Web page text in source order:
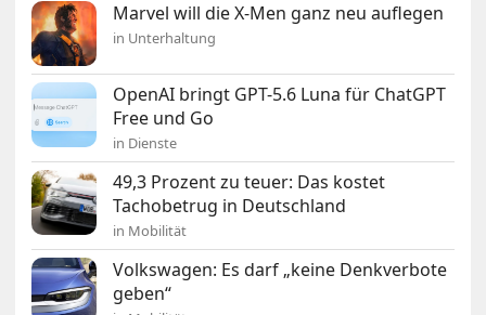
Marvel will die X-Men ganz neu auflegen
in Unterhaltung
OpenAI bringt GPT-5.6 Luna für ChatGPT
Free und Go
in Dienste
49,3 Prozent zu teuer: Das kostet
Tachobetrug in Deutschland
in Mobilität
Volkswagen: Es darf „keine Denkverbote
geben“